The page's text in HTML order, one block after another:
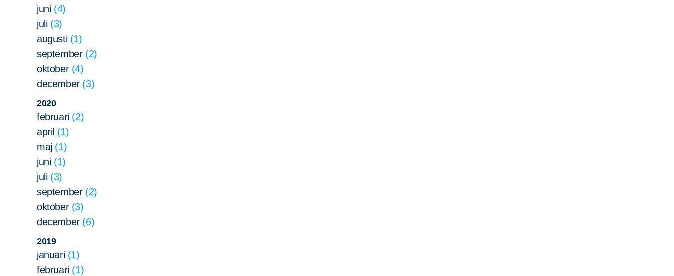
juni 4
juli 3
augusti 1
september 2
oktober 4
december 3
2020
februari 2
april
1
maj 1
juni 1
juli 3
september 2
oktober 3
december 6
2019
januari 1
februari 1